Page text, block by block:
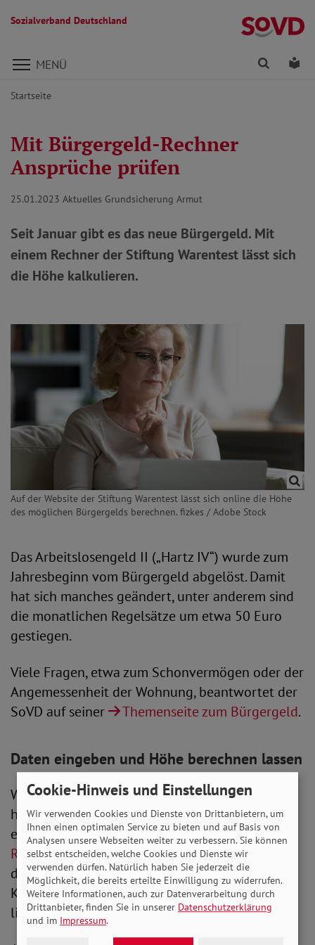
Sozialverband Deutschland
Direkt zu den Inhalten springen
MENÜ Finden
Startseite
Mit Bürgergeld-Rechner
Ansprüche prüfen
25.01.2023 Aktuelles Grundsicherung Armut
Seit Januar gibt es das neue Bürgergeld. Mit
einem Rechner der Stiftung Warentest lässt sich
die Höhe kalkulieren.
Auf der Website der Stiftung Warentest lässt sich online die Höhe
des möglichen Bürgergelds berechnen. fizkes / Adobe Stock
Das Arbeitslosengeld II („Hartz IV“) wurde zum
Jahresbeginn vom Bürgergeld abgelöst. Damit
hat sich manches geändert, unter anderem sind
die monatlichen Regelsätze um etwa 50 Euro
gestiegen.
Viele Fragen, etwa zum Schonvermögen oder der
Angemessenheit der Wohnung, beantwortet der
SoVD auf seiner
Themenseite zum Bürgergeld.
Daten eingeben und Höhe berechnen lassen
Wie hoch das Bürgergeld individuell ausfällt,
hängt vom Bescheid des Jobcenters ab. Eine
erste Orientierung bietet der
Bürgergeld-
Rechnerder Stiftung Warentest. Basierend auf
den Angaben zu Kaltmiete und Heizkosten, der
Kinderzahl sowie der Höhe des Einkommens,
liefert der Rechner einen Richtwert.
Cookie-Hinweis und Einstellungen
Wir verwenden Cookies und Dienste von Drittanbietern, um
Ihnen einen optimalen Service zu bieten und auf Basis von
Analysen unsere Webseiten weiter zu verbessern. Sie können
selbst entscheiden, welche Cookies und Dienste wir
verwenden dürfen. Natürlich haben Sie jederzeit die
Möglichkeit, die bereits erteilte Einwilligung zu widerrufen.
Weitere Informationen, auch zur Datenverarbeitung durch
Drittanbieter, finden Sie in unserer Datenschutzerklärung
und im Impressum.